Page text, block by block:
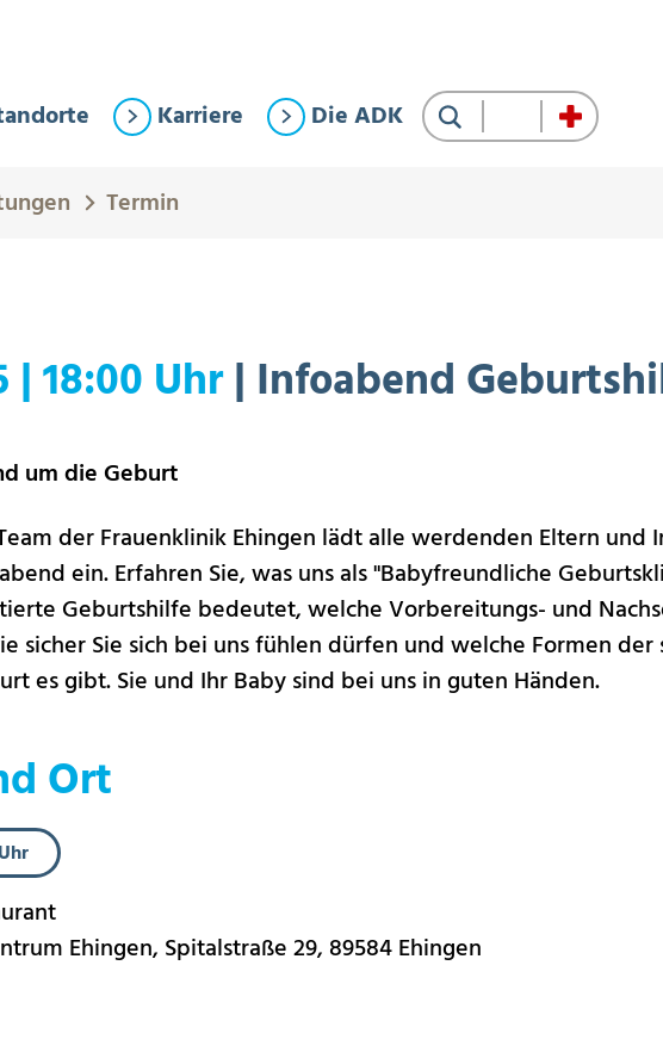
Karriere Die ADK Suche
Termin
|18:00 Uhr| Infoabend
um die Geburt
der Frauenklinik Ehingen lädt alle werdenden Eltern und
ein. Erfahren Sie, was uns als "Babyfreundliche
Geburtshilfe bedeutet, welche Vorbereitungs- und
sicher Sie sich bei uns fühlen dürfen und welche Formen der
es gibt. Sie und Ihr Baby sind bei uns in guten Händen.
Ort
Ehingen, Spitalstraße 29, 89584 Ehingen